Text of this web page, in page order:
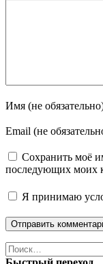
Имя (не
Email (не
Сохранить моё
последующих моих
Я принимаю
Поиск